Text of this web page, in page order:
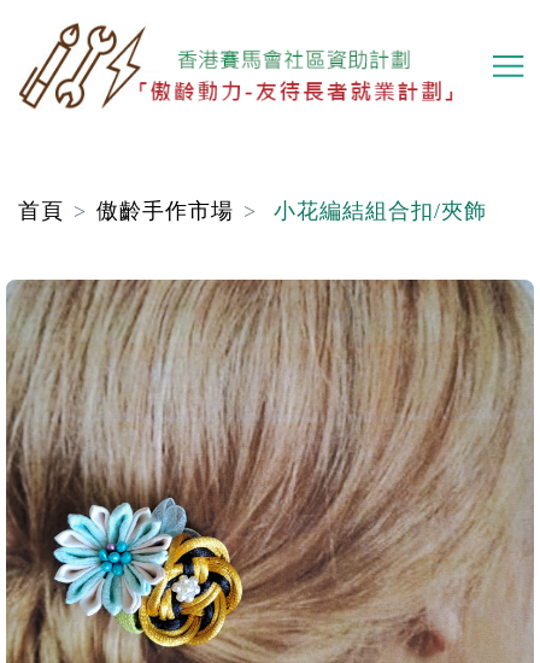
主
內
首頁 傲齡手作市場 小花編結組合扣/夾飾